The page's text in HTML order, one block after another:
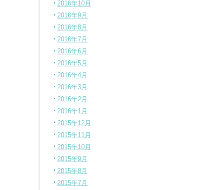
2016年10月
2016年9月
2016年8月
2016年7月
2016年6月
2016年5月
2016年4月
2016年3月
2016年2月
2016年1月
2015年12月
2015年11月
2015年10月
2015年9月
2015年8月
2015年7月